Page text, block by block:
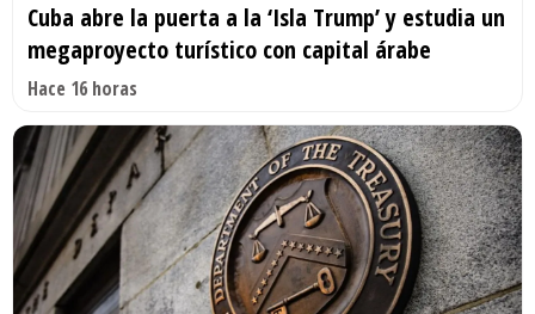
Cuba abre la puerta a la ‘Isla Trump’ y estudia un
megaproyecto turístico con capital árabe
Hace 16 horas